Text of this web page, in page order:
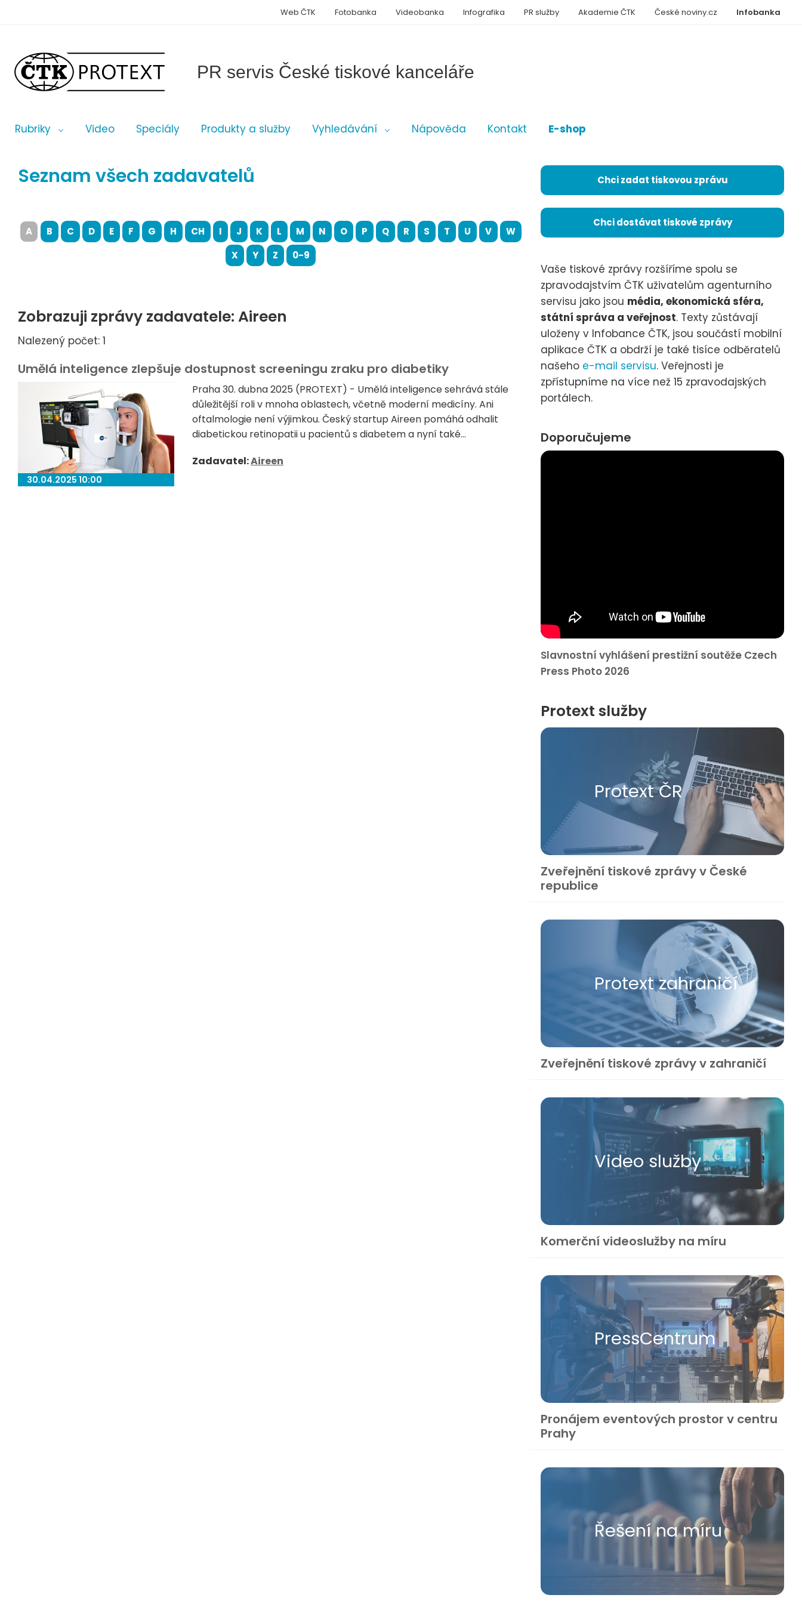
PR servis České tiskové kanceláře
Rubriky Video Speciály Produkty a služby Vyhledávání Nápověda Kontakt E-shop
Infobanka
Web ČTK Fotobanka Videobanka Infografika PR služby Akademie ČTK České noviny.cz
Seznam všech zadavatelů
A B C D E F G H CH I J K L M N O P Q R S T U V
W
X
Y Z 0-9
Zobrazuji zprávy zadavatele: Aireen
Nalezený počet: 1
Umělá inteligence zlepšuje dostupnost screeningu zraku pro diabetiky
30.04.2025 10:00
Praha 30. dubna 2025 (PROTEXT) - Umělá inteligence sehrává stále
důležitější roli v mnoha oblastech, včetně moderní medicíny. Ani
oftalmologie není výjimkou. Český startup Aireen pomáhá odhalit
diabetickou retinopatii u pacientů s diabetem a nyní také...
Zadavatel:Aireen
Chci zadat tiskovou zprávu
Chci dostávat tiskové zprávy
Vaše tiskové zprávy rozšíříme spolu se
zpravodajstvím ČTK uživatelům agenturního
servisu jako jsou média, ekonomická sféra,
státní správa a veřejnost. Texty zůstávají
uloženy v Infobance ČTK, jsou součástí mobilní
aplikace ČTK a obdrží je také tisíce odběratelů
našeho e-mail servisu. Veřejnosti je
zpřístupníme na více než 15 zpravodajských
portálech.
Doporučujeme
Slavnostní vyhlášení prestižní soutěže Czech
Press Photo 2026
Protext služby
Protext ČR
Zveřejnění tiskové zprávy v České
republice
Protext zahraničí
Zveřejnění tiskové zprávy v zahraničí
Video služby
Komerční videoslužby na míru
Press​Centrum
Pronájem eventových prostor v centru
Prahy
Řešení na míru